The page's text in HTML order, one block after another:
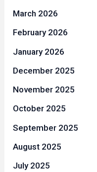
March 2026
February 2026
January 2026
December 2025
November 2025
October 2025
September 2025
August 2025
July 2025